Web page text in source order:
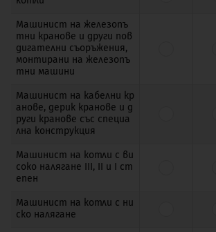
Машинист на железопъ
тни кранове и други пов
дигателни съоръжения,
монтирани на железопъ
тни машини
Машинист на кабелни кр
анове, дерик кранове и д
руги кранове със специа
лна конструкция
Машинист на котли с ви
соко налягане III, II и I ст
епен
Машинист на котли с ни
ско налягане